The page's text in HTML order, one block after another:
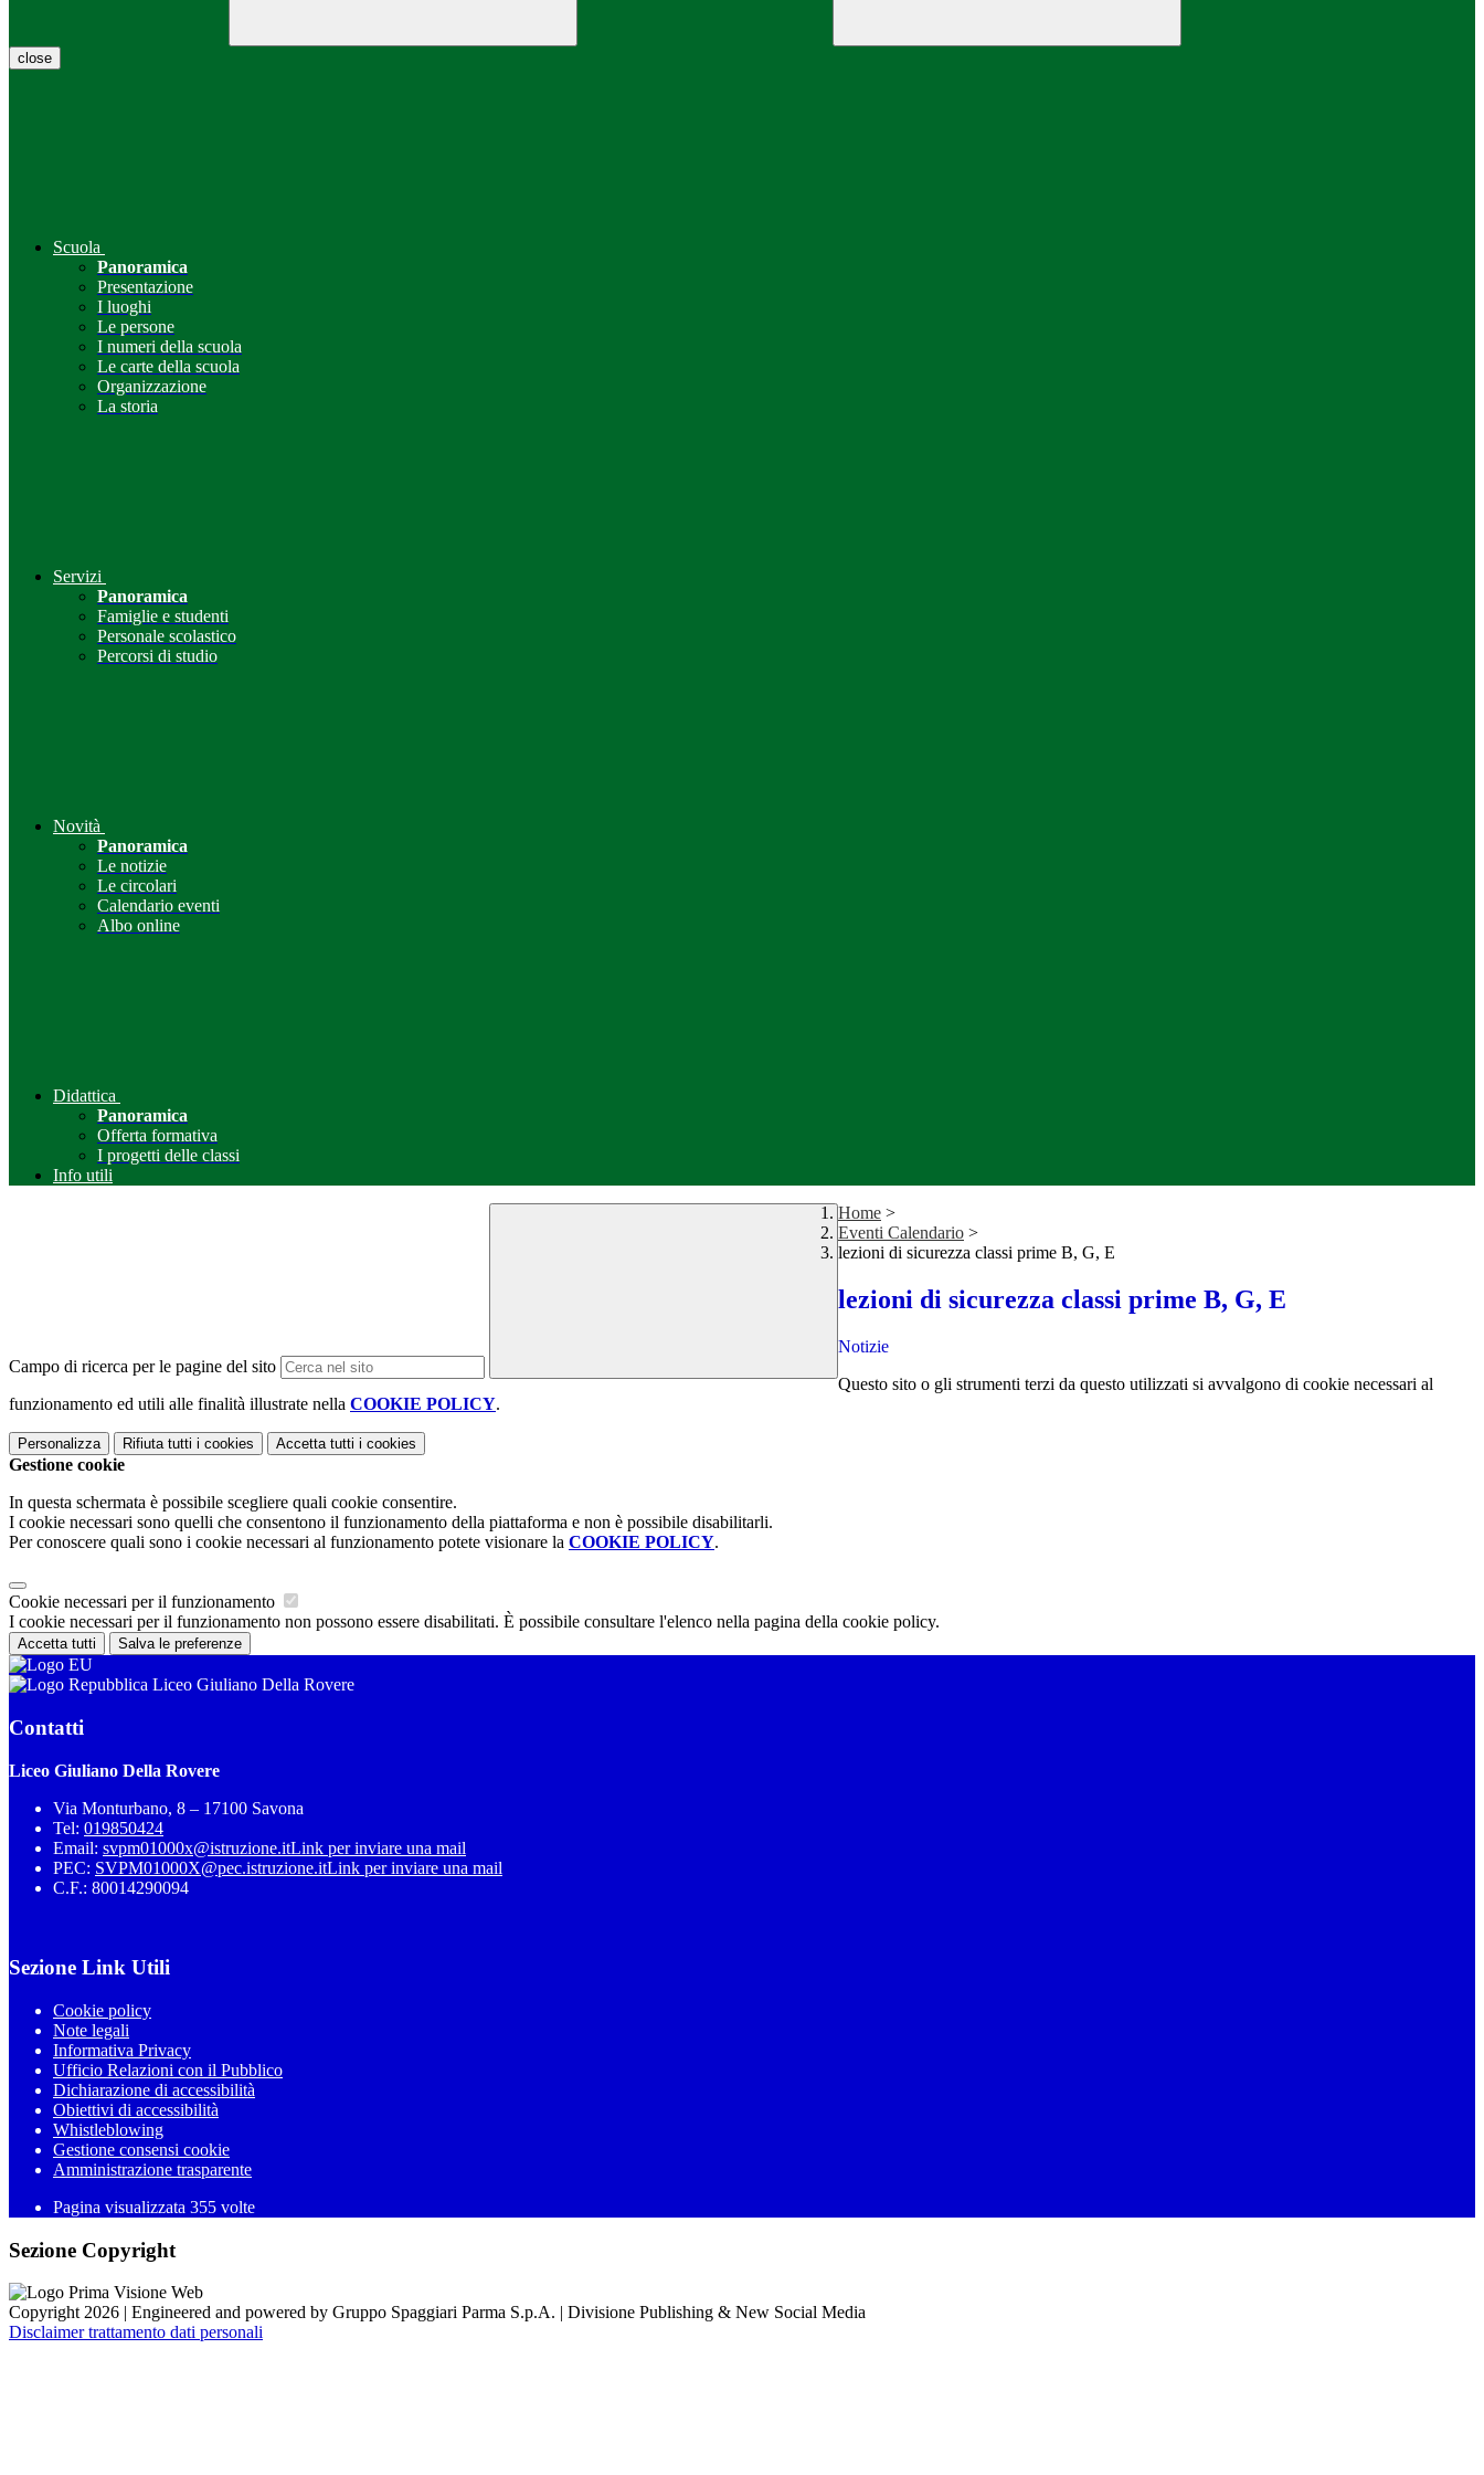
close
Scuola
Panoramica
Presentazione
I luoghi
Le persone
I numeri della scuola
Le carte della scuola
Organizzazione
La storia
Servizi
Panoramica
Famiglie e studenti
Personale scolastico
Percorsi di studio
Novità
Panoramica
Le notizie
Le circolari
Calendario eventi
Albo online
Didattica
Panoramica
Offerta formativa
I progetti delle classi
Info utili
Campo di ricerca per le pagine del sito
Home >
Eventi Calendario >
lezioni di sicurezza classi prime B, G, E
lezioni di sicurezza classi prime B, G, E
Notizie
Questo sito o gli strumenti terzi da questo utilizzati si avvalgono di cookie necessari al
funzionamento ed utili alle finalità illustrate nella COOKIE POLICY.
Personalizza Rifiuta tutti i cookies Accetta tutti i cookies
Gestione cookie
In questa schermata è possibile scegliere quali cookie consentire.
I cookie necessari sono quelli che consentono il funzionamento della piattaforma e non è possibile disabilitarli.
Per conoscere quali sono i cookie necessari al funzionamento potete visionare la COOKIE POLICY.
Cookie necessari per il funzionamento
I cookie necessari per il funzionamento non possono essere disabilitati. È possibile consultare l'elenco nella pagina della cookie policy.
Accetta tutti Salva le preferenze
Liceo Giuliano Della Rovere
Contatti
Liceo Giuliano Della Rovere
Via Monturbano, 8 – 17100 Savona
Tel: 019850424
Email: svpm01000x@istruzione.itLink per inviare una mail
PEC: SVPM01000X@pec.istruzione.itLink per inviare una mail
C.F.: 80014290094
Sezione Link Utili
Cookie policy
Note legali
Informativa Privacy
Ufficio Relazioni con il Pubblico
Dichiarazione di accessibilità
Obiettivi di accessibilità
Whistleblowing
Gestione consensi cookie
Amministrazione trasparente
Pagina visualizzata 355 volte
Sezione Copyright
Copyright 2026 | Engineered and powered by Gruppo Spaggiari Parma S.p.A. | Divisione Publishing & New Social Media
Disclaimer trattamento dati personali